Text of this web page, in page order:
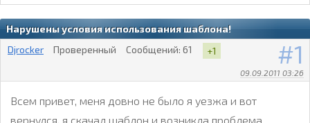
Нарушены условия использования шаблона!
1
09.09.2011 03:26
Djrocker Проверенный Сообщений: 61 +1
Всем привет, меня довно не было я уезжа и вот
вернулся, я скачал шаблон и возникла проблема